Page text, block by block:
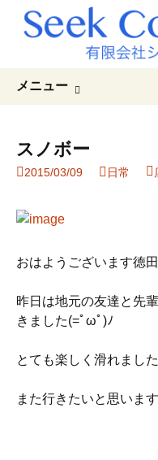
メニュー
へ
スノボー
2015/03/09 日常
おはようございます徳
昨日は地元の友達と先
きました(=ﾟωﾟ)ﾉ
とても楽しく滑れまし
また行きたいと思いま